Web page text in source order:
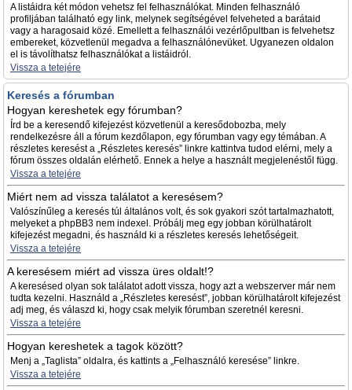
A listáidra két módon vehetsz fel felhasználókat. Minden felhasználó
profiljában található egy link, melynek segítségével felveheted a barátaid
vagy a haragosaid közé. Emellett a felhasználói vezérlőpultban is felvehetsz
embereket, közvetlenül megadva a felhasználónevüket. Ugyanezen oldalon
el is távolíthatsz felhasználókat a listáidról.
Vissza a tetejére
Keresés a fórumban
Hogyan kereshetek egy fórumban?
Írd be a keresendő kifejezést közvetlenül a keresődobozba, mely
rendelkezésre áll a fórum kezdőlapon, egy fórumban vagy egy témában. A
részletes keresést a „Részletes keresés” linkre kattintva tudod elérni, mely a
fórum összes oldalán elérhető. Ennek a helye a használt megjelenéstől függ.
Vissza a tetejére
Miért nem ad vissza találatot a keresésem?
Valószínűleg a keresés túl általános volt, és sok gyakori szót tartalmazhatott,
melyeket a phpBB3 nem indexel. Próbálj meg egy jobban körülhatárolt
kifejezést megadni, és használd ki a részletes keresés lehetőségeit.
Vissza a tetejére
A keresésem miért ad vissza üres oldalt!?
A keresésed olyan sok találatot adott vissza, hogy azt a webszerver már nem
tudta kezelni. Használd a „Részletes keresést”, jobban körülhatárolt kifejezést
adj meg, és válaszd ki, hogy csak melyik fórumban szeretnél keresni.
Vissza a tetejére
Hogyan kereshetek a tagok között?
Menj a „Taglista” oldalra, és kattints a „Felhasználó keresése” linkre.
Vissza a tetejére